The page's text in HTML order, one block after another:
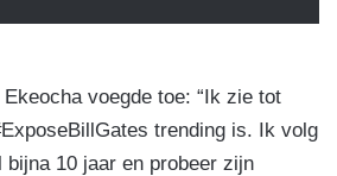
voegde toe: “Ik zie tot
trending is. Ik volg
10 jaar en probeer zijn